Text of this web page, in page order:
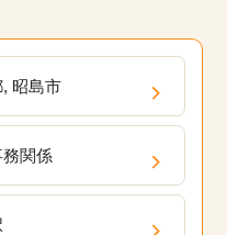
昭島市
関係